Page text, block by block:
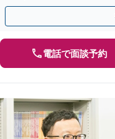
少しでも軽くできるよう、常
電話で面談予約